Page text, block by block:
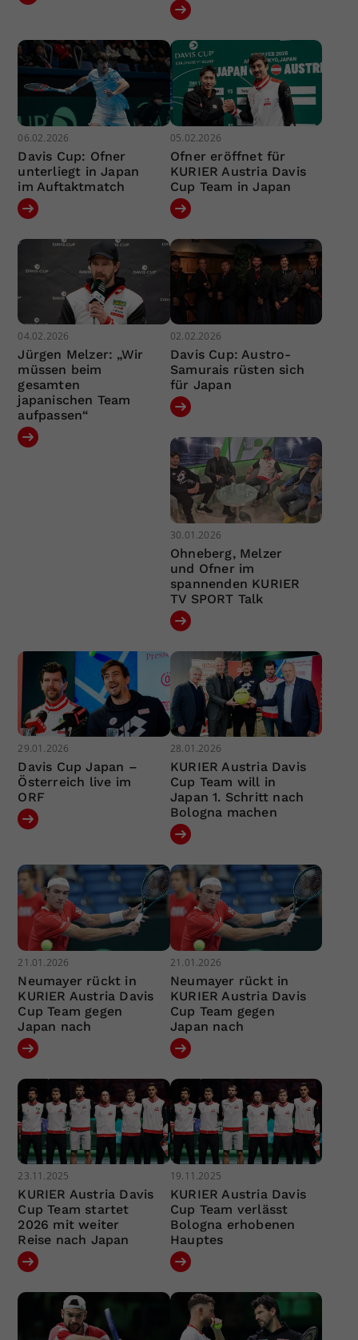
06.02.2026
Davis Cup: Ofner
unterliegt in Japan
im Auftaktmatch
05.02.2026
Ofner eröffnet für
KURIER Austria Davis
Cup Team in Japan
04.02.2026
Jürgen Melzer: „Wir
müssen beim
gesamten
japanischen Team
aufpassen“
02.02.2026
Davis Cup: Austro-
Samurais rüsten sich
für Japan
30.01.2026
Ohneberg, Melzer
und Ofner im
spannenden KURIER
TV SPORT Talk
29.01.2026
Davis Cup Japan –
Österreich live im
ORF
28.01.2026
KURIER Austria Davis
Cup Team will in
Japan 1. Schritt nach
Bologna machen
21.01.2026
Neumayer rückt in
KURIER Austria Davis
Cup Team gegen
Japan nach
21.01.2026
Neumayer rückt in
KURIER Austria Davis
Cup Team gegen
Japan nach
23.11.2025
KURIER Austria Davis
Cup Team startet
2026 mit weiter
Reise nach Japan
19.11.2025
KURIER Austria Davis
Cup Team verlässt
Bologna erhobenen
Hauptes